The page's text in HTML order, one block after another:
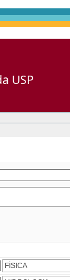
USP